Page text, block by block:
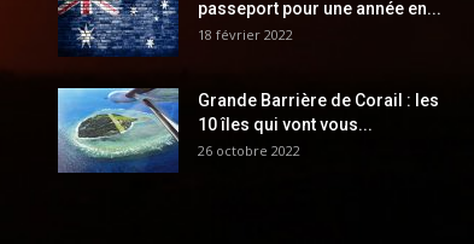
passeport pour une année en...
18 février 2022
Grande Barrière de Corail : les
10 îles qui vont vous...
26 octobre 2022